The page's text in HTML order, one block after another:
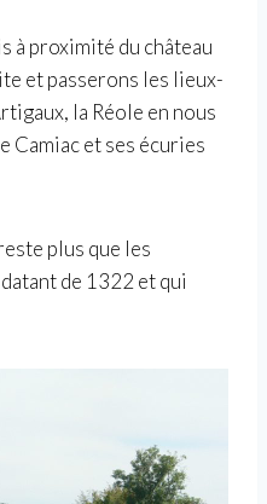
à proximité du château
et passerons les lieux-
la Réole en nous
Camiac et ses écuries
plus que les
de 1322 et qui